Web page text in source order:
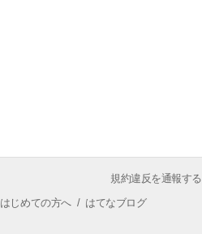
規約違反を通報する
はじめての方へ/ はてなブログ